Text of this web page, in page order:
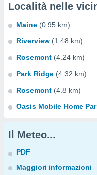
Località nelle
Maine (0.95 km)
Riverview (1.48 km)
Rosemont (4.24 km)
Park Ridge (4.32 km)
Rosemont (4.8 km)
Oasis Mobile Home
Il Meteo...
PDF
Maggiori informazioni